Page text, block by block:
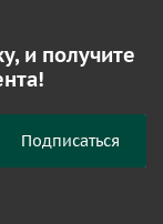
и получите